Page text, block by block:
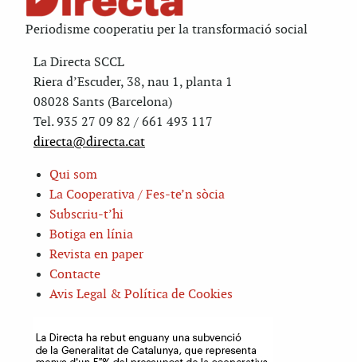
Periodisme cooperatiu per la transformació social
La Directa SCCL
Riera d’Escuder, 38, nau 1, planta 1
08028 Sants (Barcelona)
Tel. 935 27 09 82 / 661 493 117
directa@directa.cat
Qui som
La Cooperativa / Fes-te’n sòcia
Subscriu-t’hi
Botiga en línia
Revista en paper
Contacte
Avis Legal & Política de Cookies